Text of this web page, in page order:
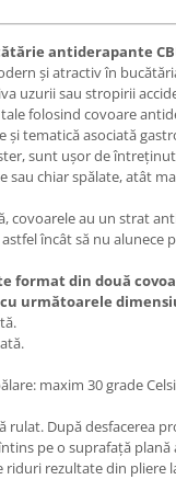
antiderapante
și atractiv în
uzurii sau stropirii
folosind covoare
și tematică asociată
sunt ușor de
sau chiar spălate, atât
covoarele au un strat
încât să nu alunece
format din două
următoarele
maxim 30 grade
rulat. După desfacerea
pe o suprafață plană
riduri rezultate din pliere